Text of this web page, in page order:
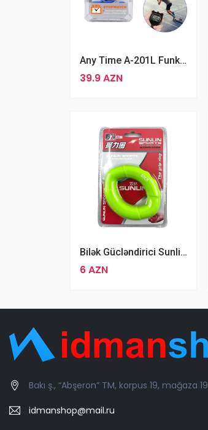
Any Time A-201L Funksional Atletik Məşqlər Üçün Saniyəölçən
39.9 AZN
Bilək Gücləndirici Sunlin Exerciser 60LB Espander Premium Silikon Espander
6 AZN
Bakı ş., “Abşeron” TM, korpus 19, mağaza 19
idmanshop@mail.ru